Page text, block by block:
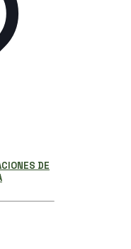
DE